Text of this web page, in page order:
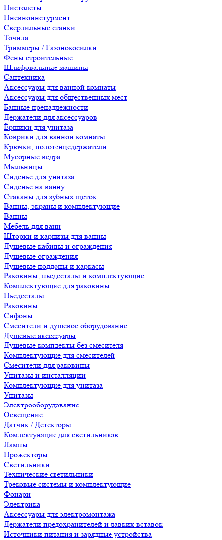
Пистолеты
Пневноинстурмент
Сверлильные станки
Точила
Триммеры / Газонокосилки
Фены строительные
Шлифовальные машины
Сантехника
Аксессуары для ванной комнаты
Аксессуары для общественных мест
Банные пренадлежности
Держатели для аксессуаров
Ёршики для унитаза
Коврики для ванной комнаты
Крючки, полотенцедержатели
Мусорные ведра
Мыльницы
Сиденье для унитаза
Сиденье на ванну
Стаканы для зубных щеток
Ванны, экраны и комплектующие
Ванны
Мебель для ванн
Шторки и карнизы для ванны
Душевые кабины и ограждения
Душевые ограждения
Душевые поддоны и каркасы
Раковины, пьедесталы и комплектующие
Комплектующие для раковины
Пьедесталы
Раковины
Сифоны
Смесители и душевое оборудование
Душевые аксессуары
Душевые комплекты без смесителя
Комплектующие для смесителей
Смесители для раковины
Унитазы и инсталляции
Комплектующие для унитаза
Унитазы
Электрооборудование
Освещение
Датчик / Детекторы
Комлектующие для светильников
Лампы
Прожекторы
Светильники
Технические светильники
Трековые системы и комплектующие
Фонари
Электрика
Аксессуары для электромонтажа
Держатели предохранителей и лавких вставок
Источники питания и зарядные устройства